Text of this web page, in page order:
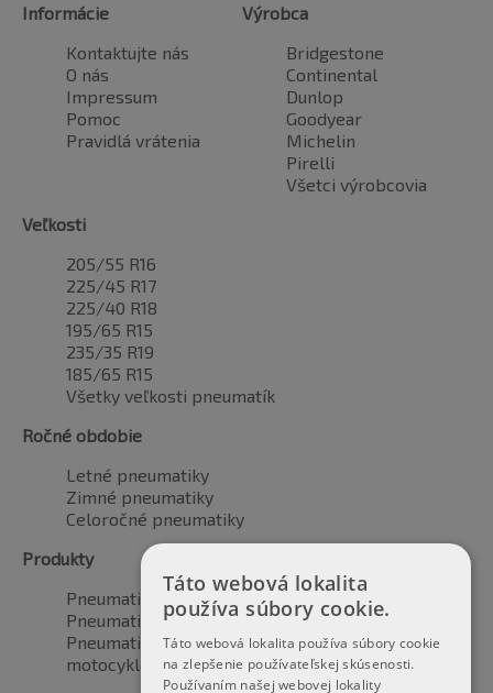
Informácie
Kontaktujte nás
O nás
Impressum
Pomoc
Pravidlá vrátenia
Výrobca
Bridgestone
Continental
Dunlop
Goodyear
Michelin
Pirelli
Všetci výrobcovia
Veľkosti
205/55 R16
225/45 R17
225/40 R18
195/65 R15
235/35 R19
185/65 R15
Všetky veľkosti pneumatík
Ročné obdobie
Letné pneumatiky
Zimné pneumatiky
Celoročné pneumatiky
Produkty
Pneumatiky pre automobily
Pneumatiky pre SUV / 4x4
Pneumatiky pre dodávku
motocyklové pneumatiky
Táto webová lokalita
používa súbory cookie.
Táto webová lokalita používa súbory cookie
na zlepšenie používateľskej skúsenosti.
Používaním našej webovej lokality